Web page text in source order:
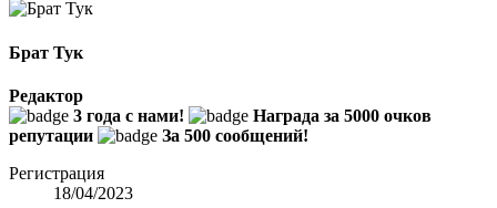
Брат Тук
Редактор
3 года с нами!
Награда за 5000 очков
репутации
За 500 сообщений!
Регистрация
18/04/2023